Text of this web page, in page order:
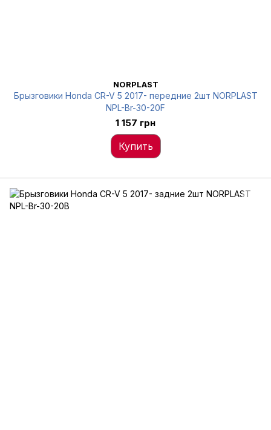
NORPLAST
Брызговики Honda CR-V 5 2017- передние 2шт NORPLAST
NPL-Br-30-20F
1 157 грн
Купить